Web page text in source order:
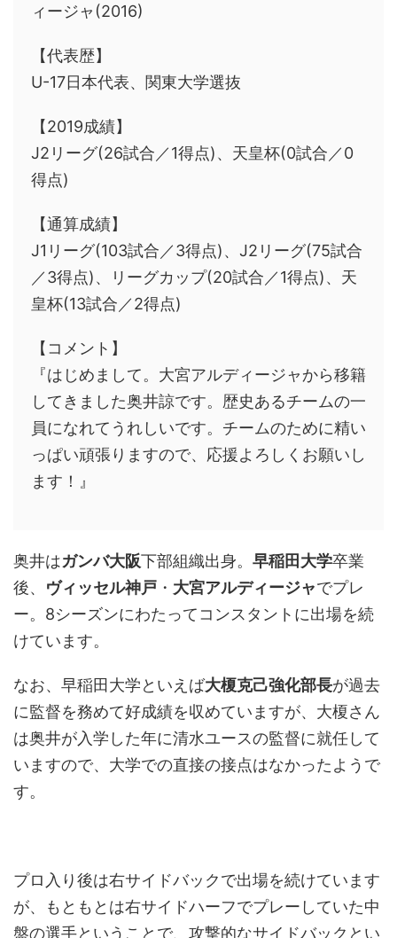
ィージャ(2016)
【代表歴】
U-17日本代表、関東大学選抜
【2019成績】
J2リーグ(26試合／1得点)、天皇杯(0試合／0
得点)
【通算成績】
J1リーグ(103試合／3得点)、J2リーグ(75試合
／3得点)、リーグカップ(20試合／1得点)、天
皇杯(13試合／2得点)
【コメント】
『はじめまして。大宮アルディージャから移籍
してきました奥井諒です。歴史あるチームの一
員になれてうれしいです。チームのために精い
っぱい頑張りますので、応援よろしくお願いし
ます！』
奥井はガンバ大阪下部組織出身。 早稲田大学卒業
後、 ヴィッセル神戸 ・ 大宮アルディージャでプレ
ー。8シーズンにわたってコンスタントに出場を続
けています。
なお、早稲田大学といえば大榎克己強化部長が過去
に監督を務めて好成績を収めていますが、大榎さん
は奥井が入学した年に清水ユースの監督に就任して
いますので、大学での直接の接点はなかったようで
す。
プロ入り後は右サイドバックで出場を続けています
が、もともとは右サイドハーフでプレーしていた中
盤の選手ということで、攻撃的なサイドバックとい